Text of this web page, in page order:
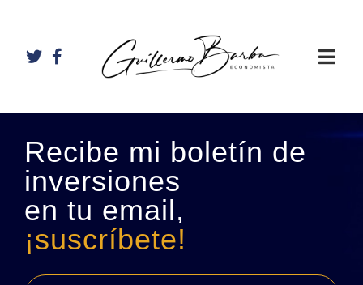
Recibe mi boletín de
inversiones
en tu email,
¡suscríbete!